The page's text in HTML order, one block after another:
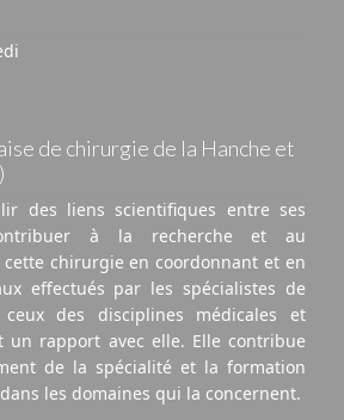
de chirurgie de la Hanche et
des liens scientifiques entre ses
à la recherche et au
chirurgie en coordonnant et en
effectués par les spécialistes de
des disciplines médicales et
un rapport avec elle. Elle contribue
de la spécialité et la formation
les domaines qui la concernent.